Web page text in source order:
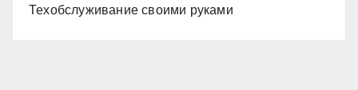
Техобслуживание своими руками